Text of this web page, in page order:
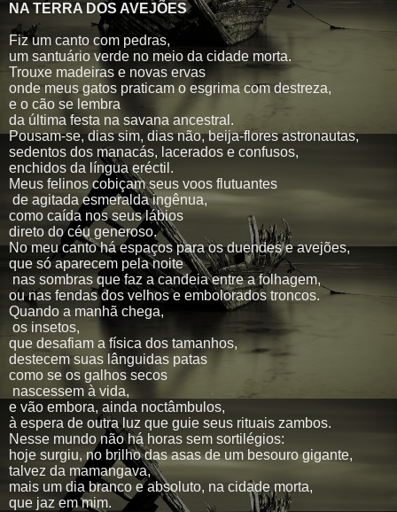
NA TERRA DOS AVEJÕES
Fiz um canto com pedras,
um santuário verde no meio da cidade morta.
Trouxe madeiras e novas ervas
onde meus gatos praticam o esgrima com destreza,
e o cão se lembra
da última festa na savana ancestral.
Pousam-se, dias sim, dias não, beija-flores astronautas,
sedentos dos manacás, lacerados e confusos,
enchidos da língua eréctil.
Meus felinos cobiçam seus voos flutuantes
de agitada esmeralda ingênua,
como caída nos seus lábios
direto do céu generoso.
No meu canto há espaços para os duendes e avejões,
que só aparecem pela noite
nas sombras que faz a candeia entre a folhagem,
ou nas fendas dos velhos e embolorados troncos.
Quando a manhã chega,
os insetos,
que desafiam a física dos tamanhos,
destecem suas lânguidas patas
como se os galhos secos
nascessem à vida,
e vão embora, ainda noctâmbulos,
à espera de outra luz que guie seus rituais zambos.
Nesse mundo não há horas sem sortilégios:
hoje surgiu, no brilho das asas de um besouro gigante,
talvez da mamangava,
mais um dia branco e absoluto, na cidade morta,
que jaz em mim.